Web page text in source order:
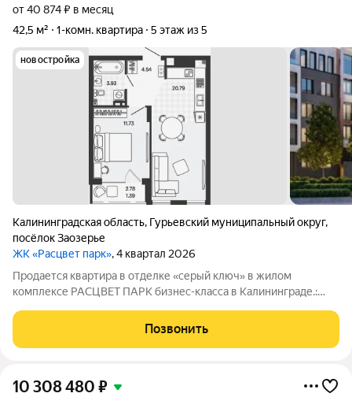
от 40 874 ₽ в месяц
42,5 м²
1-комн. квартира 5 этаж из 5
новостройка
Калининградская область, Гурьевский муниципальный округ,
посёлок Заозерье
ЖК «Расцвет парк», 4 квартал 2026
Продается квартира в отделке «серый ключ» в жилом
комплексе РАСЦВЕТ ПАРК бизнес-класса в Калининграде.:
Виды на озеро и природу благодаря панорамному остеклению.
Продуманная
Позвонить
10 308 480 ₽